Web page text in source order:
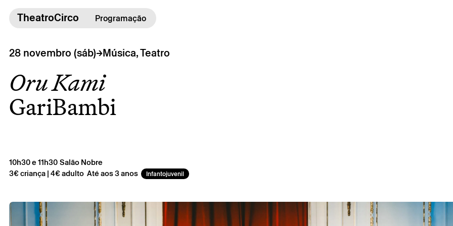
TheatroCirco
Outros
→ Bilheteira
→ O Theatro
→ Acessibilidade
TheatroCirco Programação
28 novembro (sáb)→Música, Teatro
Oru Kami
GariBambi
10h30 e 11h30Salão Nobre
3€ criança | 4€ adulto Até aos 3 anos Infantojuvenil